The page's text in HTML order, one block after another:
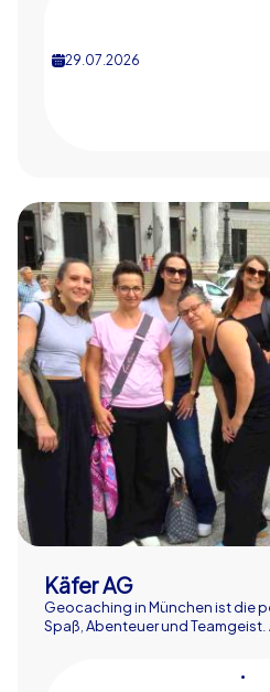
29.07.2026
Käfer AG
Geocaching in München ist die
Spaß, Abenteuer und Teamgeist.
•